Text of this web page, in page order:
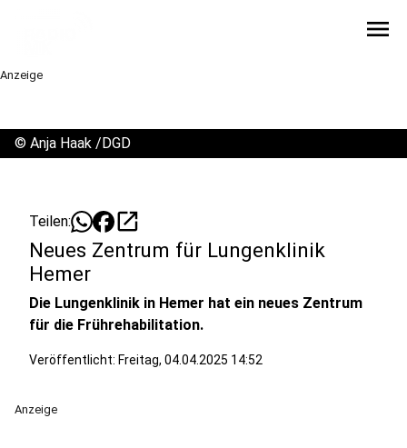
menu
Anzeige
© Anja Haak /DGD
Teilen: open_in_new
Neues Zentrum für Lungenklinik
Hemer
Die Lungenklinik in Hemer hat ein neues Zentrum
für die Frührehabilitation.
Veröffentlicht: Freitag, 04.04.2025 14:52
Anzeige